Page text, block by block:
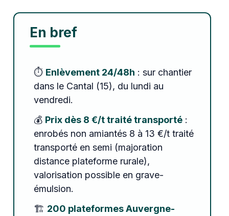
En bref
⏱️ Enlèvement 24/48h : sur chantier
dans le Cantal (15), du lundi au
vendredi.
💰 Prix dès 8 €/t traité transporté:
enrobés non amiantés 8 à 13 €/t traité
transporté en semi (majoration
distance plateforme rurale),
valorisation possible en grave-
émulsion.
🏗️ 200 plateformes Auvergne-